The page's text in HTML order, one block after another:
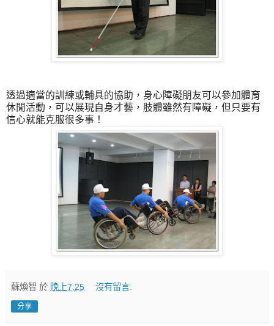
透過適當的訓練或輔具的協助，身心障礙朋友可以參加體育
休閒活動，可以展現自身才藝，肢體雖然有障礙，但只要有
信心就能克服很多事！
蘇煥智 於 晚上7:25 沒有留言:
分享